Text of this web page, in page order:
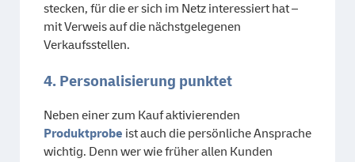
stecken, für die er sich im Netz interessiert hat –
mit Verweis auf die nächstgelegenen
Verkaufsstellen.
4. Personalisierung punktet
Neben einer zum Kauf aktivierenden
Produktprobe ist auch die persönliche Ansprache
wichtig. Denn wer wie früher allen Kunden